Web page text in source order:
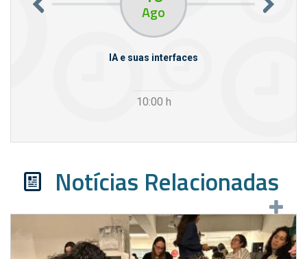
Ago
IA e suas interfaces
10:00 h
Notícias Relacionadas